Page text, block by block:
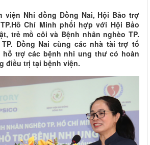
viện Nhi đồng Đồng Nai, Hội Bảo trợ
Chí Minh phối hợp với Hội Bảo
trẻ mồ côi và Bệnh nhân nghèo TP.
Đồng Nai cùng các nhà tài trợ tổ
trợ các bệnh nhi ung thư có hoàn
điều trị tại bệnh viện.